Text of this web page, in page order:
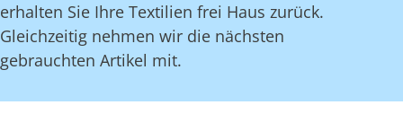
erhalten Sie Ihre Textilien frei Haus zurück.
Gleichzeitig nehmen wir die nächsten
gebrauchten Artikel mit.